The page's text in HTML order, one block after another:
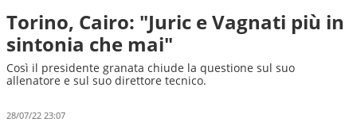
Torino, Cairo: "Juric e Vagnati più in
sintonia che mai"
Così il presidente granata chiude la questione sul suo
allenatore e sul suo direttore tecnico.
28/07/22 23:07